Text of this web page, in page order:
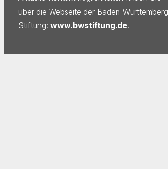
über die Webseite der Baden-Württemberg
Stiftung: www.bwstiftung.de.